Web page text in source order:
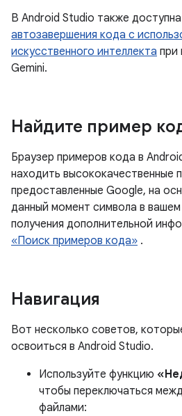
В Android Studio также доступна
автозавершения кода с
искусственного интеллекта при
Gemini.
Найдите пример
Браузер примеров кода в
находить высококачественные
предоставленные Google, на
данный момент символа в
получения дополнительной
«Поиск примеров кода» .
Навигация
Вот несколько советов,
освоиться в Android Studio.
Используйте функцию
чтобы переключаться
файлами: